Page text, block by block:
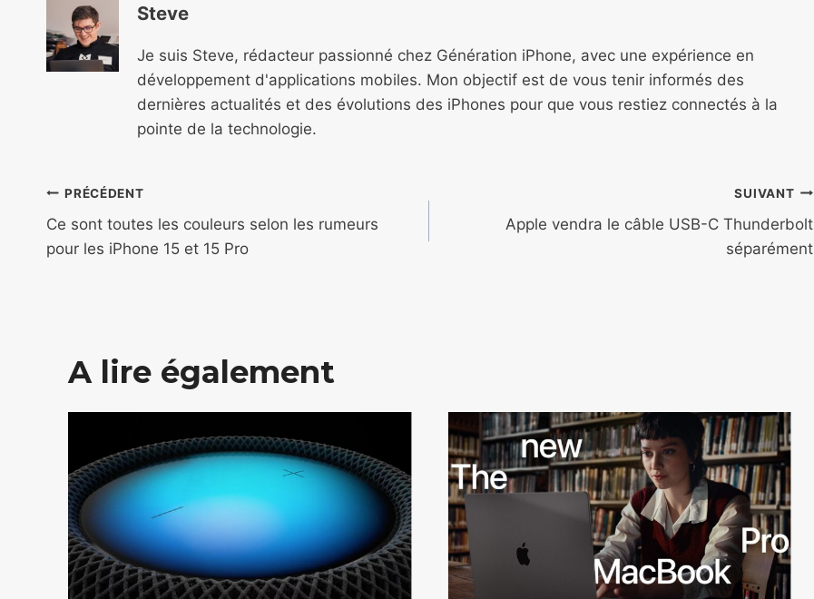
Steve
Je suis Steve, rédacteur passionné chez Génération iPhone, avec une expérience en
développement d'applications mobiles. Mon objectif est de vous tenir informés des
dernières actualités et des évolutions des iPhones pour que vous restiez connectés à la
pointe de la technologie.
Navigation
de
l’article
PRÉCÉDENT
Ce sont toutes les couleurs selon les rumeurs
pour les iPhone 15 et 15 Pro
SUIVANT
Apple vendra le câble USB-C Thunderbolt
séparément
A lire également